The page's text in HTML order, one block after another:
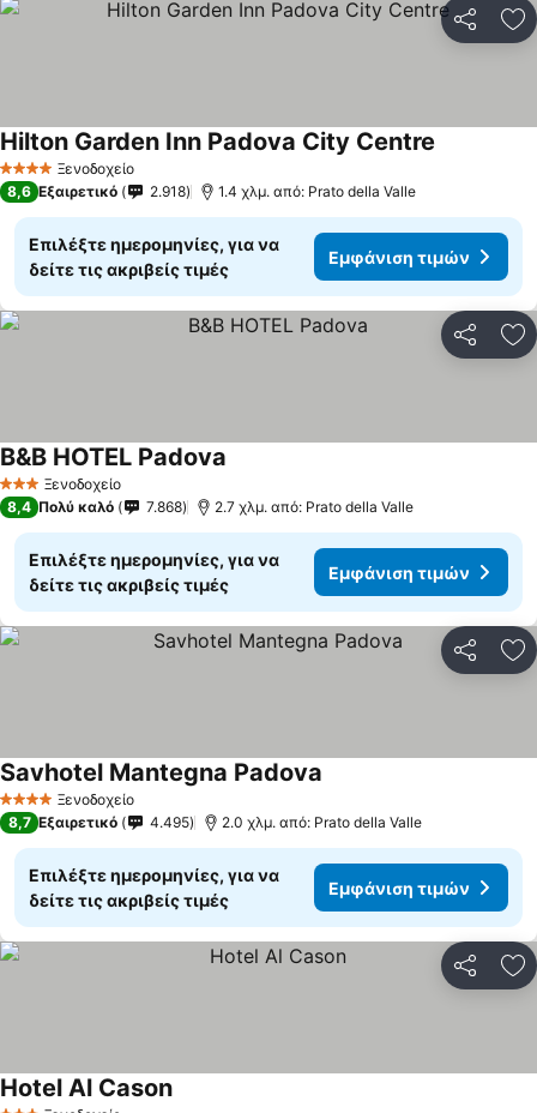
4 ΑστέριαΞενοδοχείο
Hilton Garden Inn Padova City Centre
8,6 Εξαιρετικό 2.918 1.4 χλμ. από: Prato della Valle
Επιλέξτε ημερομηνίες, για να
δείτε τις ακριβείς τιμές
Εμφάνιση τιμών
3 ΑστέριαΞενοδοχείο
B&B HOTEL Padova
8,4 Πολύ καλό 7.868 2.7 χλμ. από: Prato della Valle
Επιλέξτε ημερομηνίες, για να
δείτε τις ακριβείς τιμές
Εμφάνιση τιμών
4 ΑστέριαΞενοδοχείο
Savhotel Mantegna Padova
8,7 Εξαιρετικό 4.495 2.0 χλμ. από: Prato della Valle
Επιλέξτε ημερομηνίες, για να
δείτε τις ακριβείς τιμές
Εμφάνιση τιμών
Hotel Al Cason